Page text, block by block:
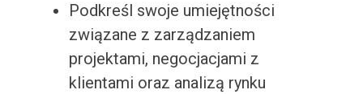
Podkreśl swoje umiejętności
związane z zarządzaniem
projektami, negocjacjami z
klientami oraz analizą rynku